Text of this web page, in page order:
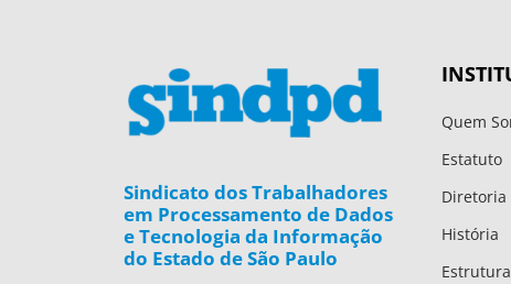
Sindicato dos Trabalhadores
em Processamento de Dados
e Tecnologia da Informação
do Estado de São Paulo
Quem
Estatuto
Diretoria
História
Estrutura